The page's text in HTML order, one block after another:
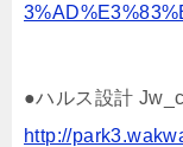
●ハルス設計
http://